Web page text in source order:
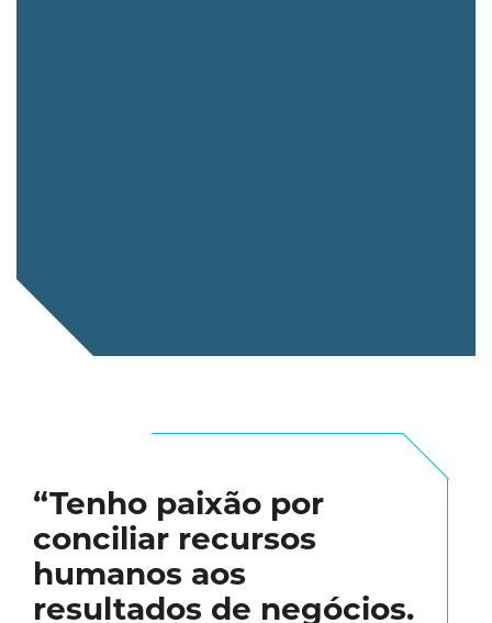
“Tenho paixão por
conciliar recursos
humanos aos
resultados de negócios.